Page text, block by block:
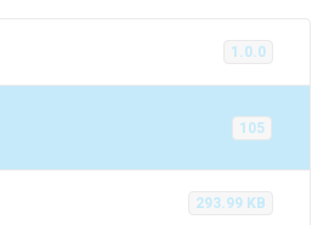
1.0.0
105
293.99 KB